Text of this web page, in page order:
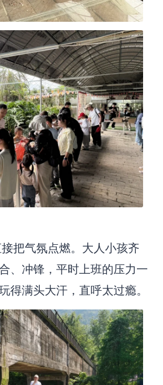
把气氛点燃。大人小孩齐
、冲锋，平时上班的压力一
得满头大汗，直呼太过瘾。